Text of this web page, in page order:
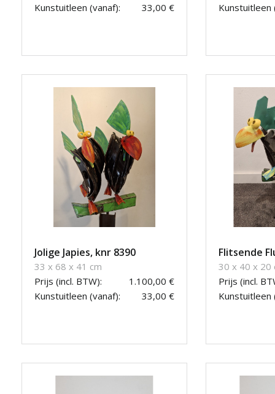
Kunstuitleen (vanaf):
33,00 €
Kunstuitleen
Jolige Japies, knr 8390
33 x 68 x 41 cm
Prijs (incl. BTW):
1.100,00 €
Kunstuitleen (vanaf):
33,00 €
Flitsende
30 x 40 x 20
Prijs (incl.
Kunstuitleen